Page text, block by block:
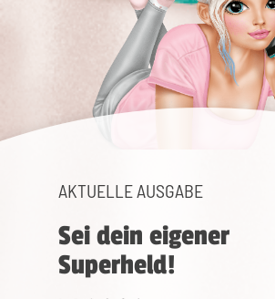
AKTUELLE AUSGABE
Sei dein eigener
Superheld!